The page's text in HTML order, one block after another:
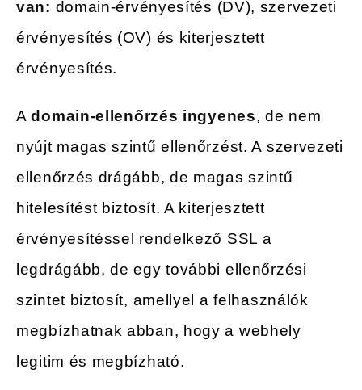
van: domain-érvényesítés (DV), szervezeti
érvényesítés (OV) és kiterjesztett
érvényesítés.
Adomain-ellenőrzés ingyenes, de nem
nyújt magas szintű ellenőrzést. A szervezeti
ellenőrzés drágább, de magas szintű
hitelesítést biztosít. A kiterjesztett
érvényesítéssel rendelkező SSL a
legdrágább, de egy további ellenőrzési
szintet biztosít, amellyel a felhasználók
megbízhatnak abban, hogy a webhely
legitim és megbízható.